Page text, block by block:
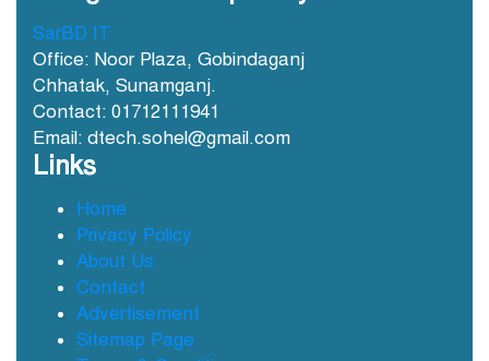
গ্রেফতার
ছাতক সিমেন্ট কারখানার মাটি
ছাতকে বন্যার্তদের মধ্যে তালামীযের
ছাতকে বর্ন্যাত দুইশ পরবিাররে মধ্যে
SarBD IT
Office: Noor Plaza, Gobindaganj
Chhatak, Sunamganj.
Contact: 01712111941
Email: dtech.sohel@gmail.com
Links
Home
Privacy Policy
About Us
Contact
Advertisement
Sitemap Page